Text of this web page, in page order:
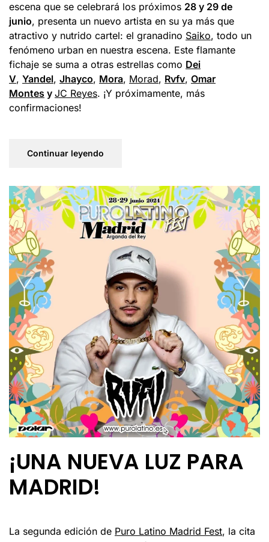
escena que se celebrará los próximos 28 y 29 de
junio, presenta un nuevo artista en su ya más que
atractivo y nutrido cartel: el granadino Saiko, todo un
fenómeno urban en nuestra escena. Este flamante
fichaje se suma a otras estrellas como Dei
V, Yandel, Jhayco, Mora, Morad, Rvfv, Omar
Montes y JC Reyes. ¡Y próximamente, más
confirmaciones!
Continuar leyendo
¡UNA NUEVA LUZ PARA
MADRID!
La segunda edición de Puro Latino Madrid Fest, la cita